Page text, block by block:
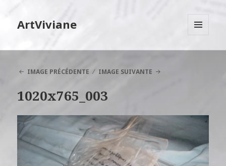
ArtViviane
IMAGE PRÉCÉDENTE
IMAGE SUIVANTE
1020x765_003